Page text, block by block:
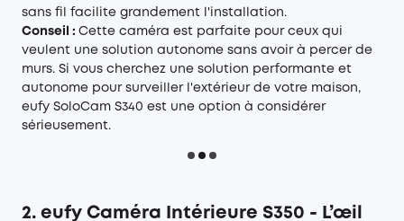
sans fil facilite grandement l'installation.
Conseil : Cette caméra est parfaite pour ceux qui
veulent une solution autonome sans avoir à percer de
murs. Si vous cherchez une solution performante et
autonome pour surveiller l'extérieur de votre maison,
eufy SoloCam S340 est une option à considérer
sérieusement.
2. eufy Caméra Intérieure S350 - L’œil